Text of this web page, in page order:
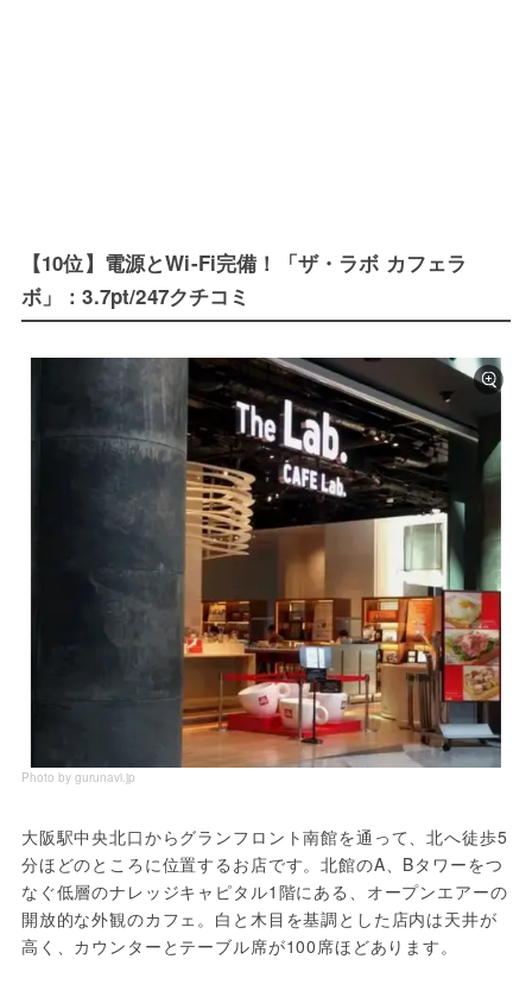
【10位】電源とWi-Fi完備！「ザ・ラボ カフェラ
ボ」：3.7pt/247クチコミ
Photo by gurunavi.jp
大阪駅中央北口からグランフロント南館を通って、北へ徒歩5
分ほどのところに位置するお店です。北館のA、Bタワーをつ
なぐ低層のナレッジキャピタル1階にある、オープンエアーの
開放的な外観のカフェ。白と木目を基調とした店内は天井が
高く、カウンターとテーブル席が100席ほどあります。